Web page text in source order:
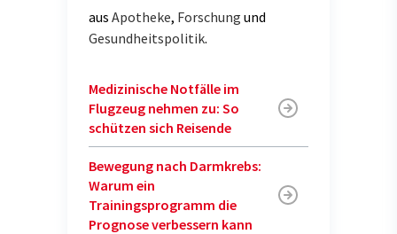
aus Apotheke, Forschung und
Gesundheitspolitik.
Medizinische Notfälle im
Flugzeug nehmen zu: So
schützen sich Reisende
Bewegung nach Darmkrebs:
Warum ein
Trainingsprogramm die
Prognose verbessern kann